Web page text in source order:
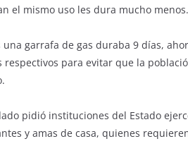
el mismo uso les dura mucho menos.
una garrafa de gas duraba 9 días,
respectivos para evitar que la
pidió instituciones del Estado
y amas de casa, quienes